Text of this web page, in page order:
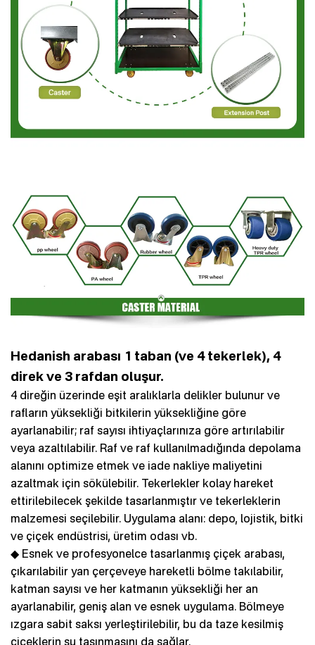
Hedanish arabası 1 taban (ve 4 tekerlek), 4
direk ve 3 rafdan oluşur.
4 direğin üzerinde eşit aralıklarla delikler bulunur ve
rafların yüksekliği bitkilerin yüksekliğine göre
ayarlanabilir; raf sayısı ihtiyaçlarınıza göre artırılabilir
veya azaltılabilir. Raf ve raf kullanılmadığında depolama
alanını optimize etmek ve iade nakliye maliyetini
azaltmak için sökülebilir. Tekerlekler kolay hareket
ettirilebilecek şekilde tasarlanmıştır ve tekerleklerin
malzemesi seçilebilir. Uygulama alanı: depo, lojistik, bitki
ve çiçek endüstrisi, üretim odası vb.
◆ Esnek ve profesyonelce tasarlanmış çiçek arabası,
çıkarılabilir yan çerçeveye hareketli bölme takılabilir,
katman sayısı ve her katmanın yüksekliği her an
ayarlanabilir, geniş alan ve esnek uygulama. Bölmeye
ızgara sabit saksı yerleştirilebilir, bu da taze kesilmiş
çiçeklerin su taşınmasını da sağlar.